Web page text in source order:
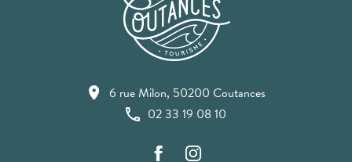
6 rue Milon, 50200 Coutances
02 33 19 08 10